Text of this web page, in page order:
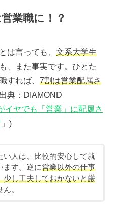
業職に！？
は言っても、文系大学生
、また事実です。ひとた
すれば、7割は営業配属さ
典：DIAMOND
イヤでも「営業」に配属さ
」)
い人は、比較的安心して就
ます。逆に営業以外の仕事
少し工夫しておかないと厳
。